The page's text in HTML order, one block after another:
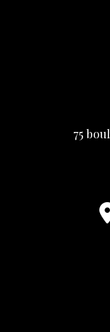
75